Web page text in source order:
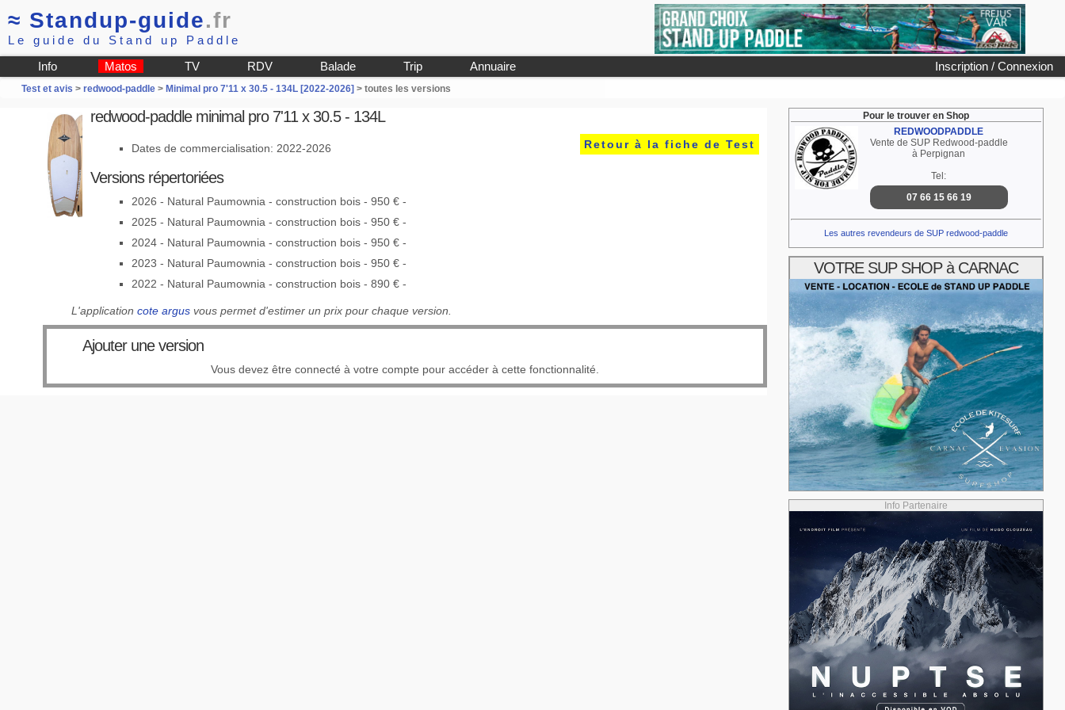
≈ Standup-guide.fr
Le guide du Stand up Paddle
Inscription / Connexion
Info Matos TV RDV Balade Trip Annuaire
Test et avis > redwood-paddle> Minimal pro 7'11 x 30.5 - 134L [2022-2026] > toutes les versions
redwood-paddle minimal pro 7'11 x 30.5 - 134L
Retour à la fiche de Test
Dates de commercialisation: 2022-2026
Versions répertoriées
2026 - Natural Paumownia - construction bois - 950 € -
2025 - Natural Paumownia - construction bois - 950 € -
2024 - Natural Paumownia - construction bois - 950 € -
2023 - Natural Paumownia - construction bois - 950 € -
2022 - Natural Paumownia - construction bois - 890 € -
L'applicationcote argus vous permet d'estimer un prix pour chaque version.
Ajouter une version
Vous devez être connecté à votre compte pour accéder à cette fonctionnalité.
Pour le trouver en Shop
REDWOODPADDLE
Vente de SUP Redwood-paddle
à Perpignan
Tel:
07 66 15 66 19
Les autres revendeurs de SUP redwood-paddle
VOTRE SUP SHOP à CARNAC
Info Partenaire